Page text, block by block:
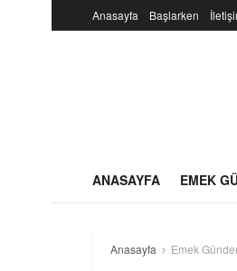
Anasayfa Başlarken
ANASAYFA EMEK
Anasayfa Emek